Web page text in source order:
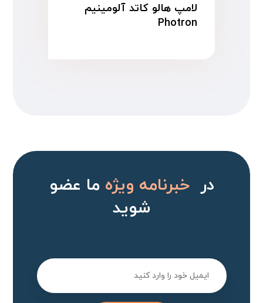
لامپ هالو کاتد آلومینیم
Photron
درخبرنامه ویژهما عضو
شوید